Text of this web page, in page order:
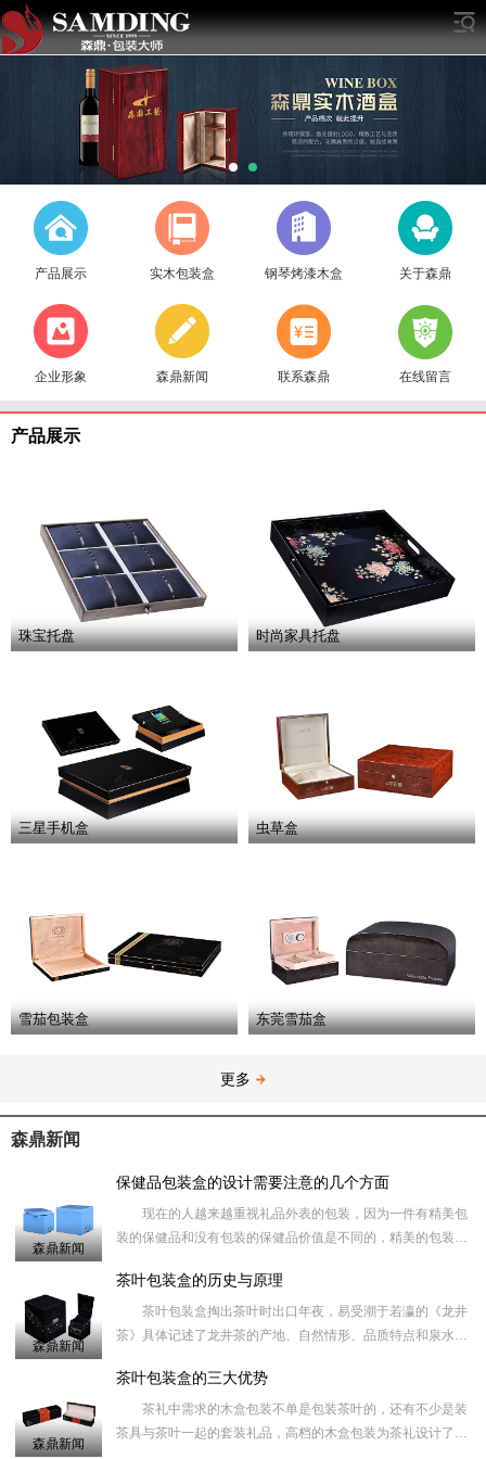
产品展示 实木包装盒 钢琴烤漆木盒 关于森鼎
企业形象 森鼎新闻 联系森鼎 在线留言
产品展示
珠宝托盘 时尚家具托盘
三星手机盒 虫草盒
雪茄包装盒 东莞雪茄盒
更多
森鼎新闻
森鼎新闻
保健品包装盒的设计需要注意的几个方面
现在的人越来越重视礼品外表的包装，因为一件有精美包
装的保健品和没有包装的保健品价值是不同的，精美的包装盒
面子，收的人
森鼎新闻
茶叶包装盒的历史与原理
茶叶包装盒掏出茶叶时出口年夜，易受潮于若瀛的《龙井
茶》具体记述了龙井茶的产地、自然情形、品质特点和泉水，
叶的量不易节
森鼎新闻
茶叶包装盒的三大优势
茶礼中需求的木盒包装不单是包装茶叶的，还有不少是装
茶具与茶叶一起的套装礼品，高档的木盒包装为茶礼设计了一